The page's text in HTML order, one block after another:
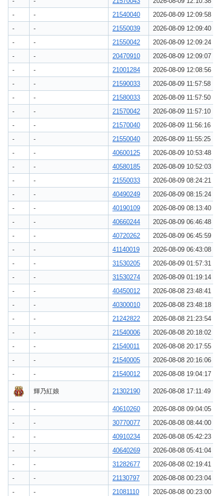
-
- 21540040 2026-08-09 12:09:58
-
- 21550039 2026-08-09 12:09:40
-
- 21550042 2026-08-09 12:09:24
-
- 20470910 2026-08-09 12:09:07
-
- 21001284 2026-08-09 12:08:56
-
- 21590033 2026-08-09 11:57:58
-
- 21580033 2026-08-09 11:57:50
-
- 21570042 2026-08-09 11:57:10
-
- 21570040 2026-08-09 11:56:16
-
- 21550040 2026-08-09 11:55:25
-
- 40600125 2026-08-09 10:53:48
-
- 40580185 2026-08-09 10:52:03
-
- 21550033 2026-08-09 08:24:21
-
- 40490249 2026-08-09 08:15:24
-
- 40190109 2026-08-09 08:13:40
-
- 40660244 2026-08-09 06:46:48
-
- 40720262 2026-08-09 06:45:59
-
- 41140019 2026-08-09 06:43:08
-
- 31530205 2026-08-09 01:57:31
-
- 31530274 2026-08-09 01:19:14
-
- 40450012 2026-08-08 23:48:41
-
- 40300010 2026-08-08 23:48:18
-
- 21242822 2026-08-08 21:23:54
-
- 21540006 2026-08-08 20:18:02
-
- 21540011 2026-08-08 20:17:55
-
- 21540005 2026-08-08 20:16:06
-
- 21540012 2026-08-08 19:04:17
輝乃紅娘 21302190 2026-08-08 17:11:49
- - 40610260 2026-08-08 09:04:05
-
- 30770077 2026-08-08 08:44:00
-
- 40910234 2026-08-08 05:42:23
-
- 40640269 2026-08-08 05:41:04
-
- 31282677 2026-08-08 02:19:41
-
- 21130797 2026-08-08 00:23:04
-
- 21081110 2026-08-08 00:23:00